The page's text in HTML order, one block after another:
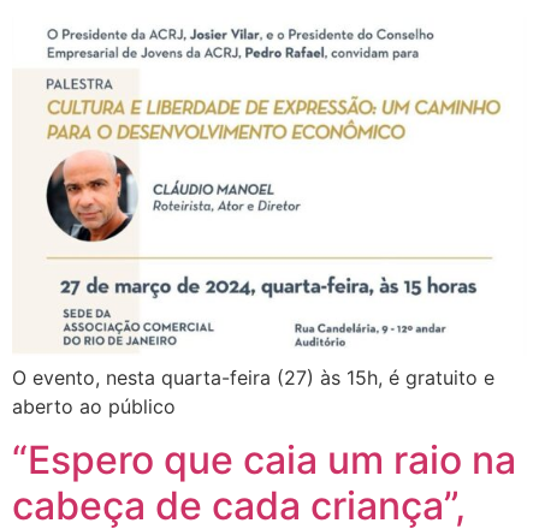
O evento, nesta quarta-feira (27) às 15h, é gratuito e
aberto ao público
“Espero que caia um raio na
cabeça de cada criança”,